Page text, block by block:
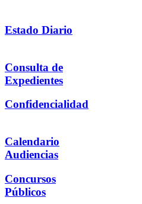
Estado Diario
Consulta de
Expedientes
Confidencialidad
Calendario
Audiencias
Concursos
Públicos